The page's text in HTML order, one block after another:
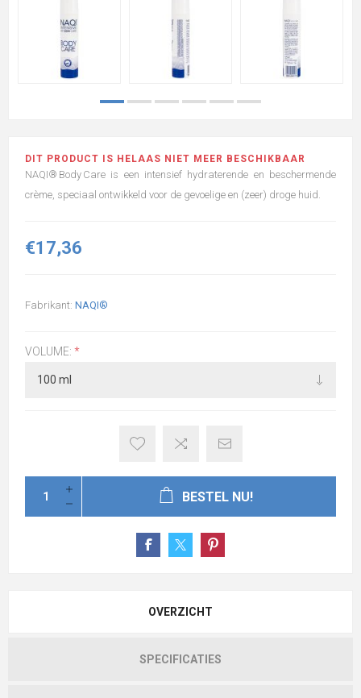
DIT PRODUCT IS HELAAS NIET MEER BESCHIKBAAR
NAQI® Body Care is een intensief hydraterende en beschermende
crème, speciaal ontwikkeld voor de gevoelige en (zeer) droge huid.
€17,36
Fabrikant: NAQI®
VOLUME: *
BESTEL NU!
OVERZICHT
SPECIFICATIES